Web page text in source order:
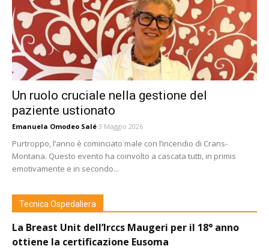
Un ruolo cruciale nella gestione del
paziente ustionato
Emanuela Omodeo Salé 3 Maggio 2026
Purtroppo, l’anno è cominciato male con l’incendio di Crans-
Montana. Questo evento ha coinvolto a cascata tutti, in primis
emotivamente e in secondo...
Tecnica Ospedaliera
La Breast Unit dell’Irccs Maugeri per il 18° anno
ottiene la certificazione Eusoma